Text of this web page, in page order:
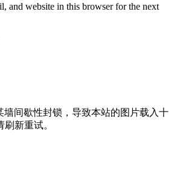
and website in this browser for the next
墙间歇性封锁，导致本站的图片载入十
新重试。